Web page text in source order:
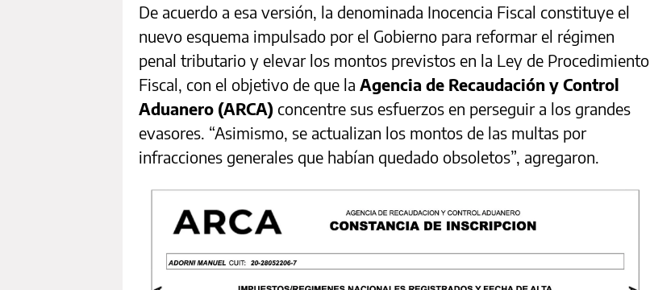
De acuerdo a esa versión, la denominada Inocencia Fiscal constituye el
nuevo esquema impulsado por el Gobierno para reformar el régimen
penal tributario y elevar los montos previstos en la Ley de Procedimiento
Fiscal, con el objetivo de que la Agencia de Recaudación y Control
Aduanero (ARCA) concentre sus esfuerzos en perseguir a los grandes
evasores. “Asimismo, se actualizan los montos de las multas por
infracciones generales que habían quedado obsoletos”, agregaron.